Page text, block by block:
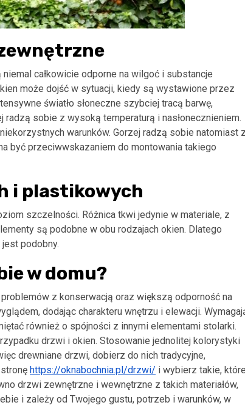
całkowicie odporne na wilgoć i substancje
może dojść w sytuacji, kiedy są wystawione przez
światło słoneczne szybciej tracą barwę,
radzą sobie z wysoką temperaturą i nasłonecznieniem.
warunków. Gorzej radzą sobie natomiast
być przeciwwskazaniem do montowania takiego
i plastikowych
szczelności. Różnica tkwi jedynie w materiale, z
są podobne w obu rodzajach okien. Dlatego
podobny.
w domu?
z konserwacją oraz większą odporność na
dodając charakteru wnętrzu i elewacji.
również o spójności z innymi elementami stolarki.
drzwi i okien. Stosowanie jednolitej kolorystyki
drewniane drzwi, dobierz do nich tradycyjne,
https://oknabochnia.pl/drzwi/ i wybierz takie,
drzwi zewnętrzne i wewnętrzne z takich materiałów,
i zależy od Twojego gustu, potrzeb i warunków, w